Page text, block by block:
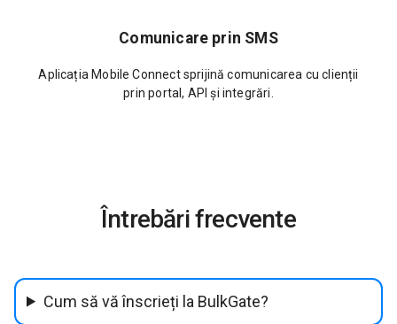
Comunicare prin SMS
Aplicația Mobile Connect sprijină comunicarea cu clienții
prin portal, API și integrări.
Întrebări frecvente
Cum să vă înscrieți la BulkGate?